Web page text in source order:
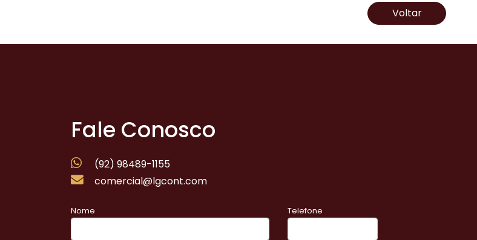
Voltar
Fale Conosco
(92) 98489-1155
comercial@lgcont.com
Nome Telefone